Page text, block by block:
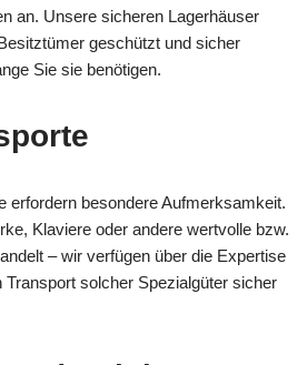
an. Unsere sicheren Lagerhäuser
geschützt und sicher
Sie sie benötigen.
erfordern besondere Aufmerksamkeit.
Klaviere oder andere wertvolle bzw.
– wir verfügen über die Expertise
Transport solcher Spezialgüter sicher